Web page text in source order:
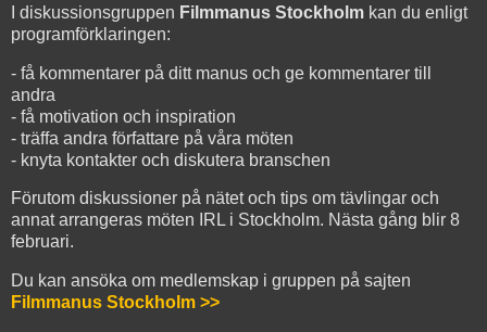
I diskussionsgruppen Filmmanus Stockholm kan du enligt
programförklaringen:
- få kommentarer på ditt manus och ge kommentarer till
andra
- få motivation och inspiration
- träffa andra författare på våra möten
- knyta kontakter och diskutera branschen
Förutom diskussioner på nätet och tips om tävlingar och
annat arrangeras möten IRL i Stockholm. Nästa gång blir 8
februari.
Du kan ansöka om medlemskap i gruppen på sajten
Filmmanus Stockholm >>